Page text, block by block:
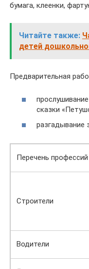
бумага, клеенки,
Читайте также:
детей
Предварительная
сказки
разгадывание
Перечень профессий
Строители
Водители